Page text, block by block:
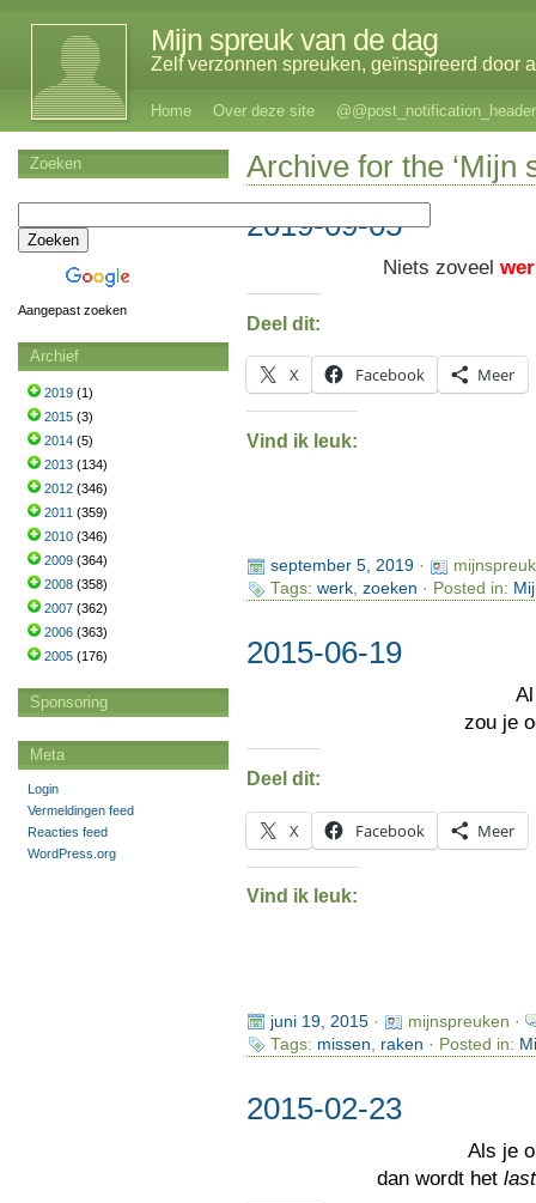
Mijn spreuk van de dag
Zelf verzonnen spreuken, geïnspireerd door
Home Over deze site @@post_notification_header
Archive for the ‘Mijn
2019-09-05
Niets zoveel
Deel dit:
X Facebook Meer
Vind ik leuk:
september 5, 2019·
Tags: werk, zoeken · Posted in:
2015-06-19
zou je
Deel dit:
X Facebook Meer
Vind ik leuk:
juni 19, 2015·
mijnspreuken ·
Tags: missen raken · Posted in:
2015-02-23
Als je
dan wordt het
Zoeken
Aangepast zoeken
Archief
2019 (1)
2015 (3)
2014 (5)
2013 (134)
2012 (346)
2011 (359)
2010 (346)
2009 (364)
2008 (358)
2007 (362)
2006 (363)
2005 (176)
Sponsoring
Meta
Login
Vermeldingen feed
Reacties feed
WordPress.org